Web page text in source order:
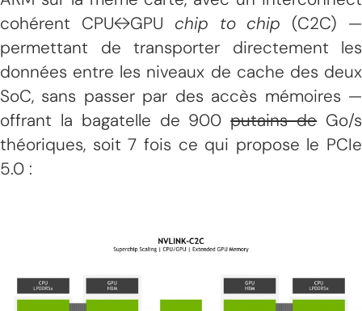
cohérent CPU↔GPU chip to chip (C2C) —
permettant de transporter directement les
données entre les niveaux de cache des deux
SoC, sans passer par des accès mémoires —
offrant la bagatelle de 900putains deGo/s
théoriques, soit 7 fois ce qui propose le PCIe
5.0 :